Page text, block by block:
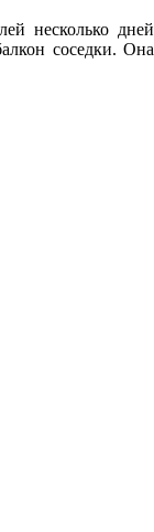
несколько дней
соседки. Она